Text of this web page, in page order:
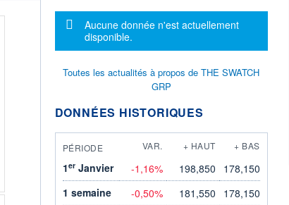
Message d'information
Aucune donnée n'est actuellement
disponible.
Toutes les actualités à propos de THE SWATCH
GRP
DONNÉES HISTORIQUES
PÉRIODE VAR. + HAUT + BAS
1erJanvier -1,16% 198,850
178,150
1 semaine
-0,50% 181,550
178,150